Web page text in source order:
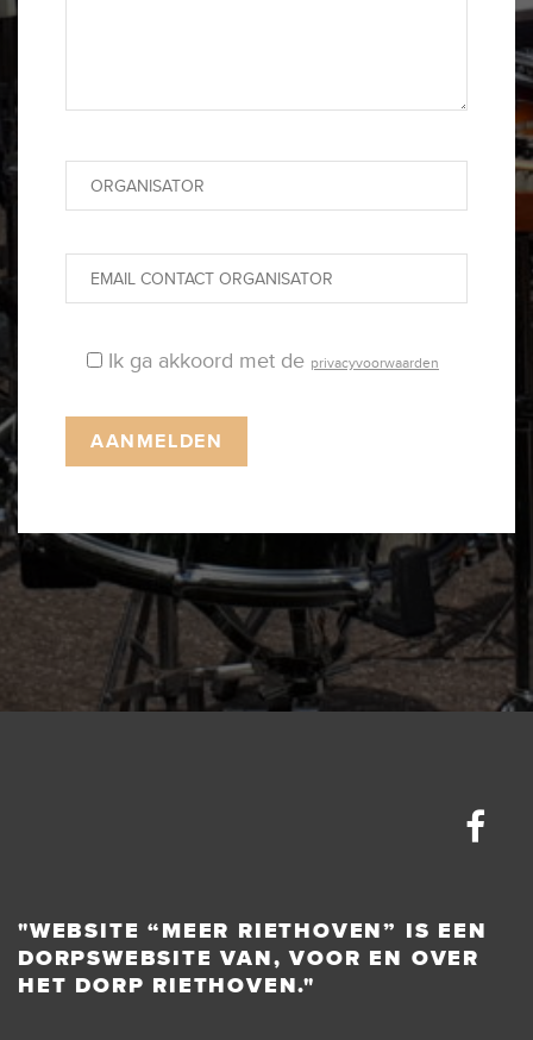
Ik ga akkoord met de privacyvoorwaarden
"WEBSITE “MEER RIETHOVEN” IS EEN
DORPSWEBSITE VAN, VOOR EN OVER
HET DORP RIETHOVEN."